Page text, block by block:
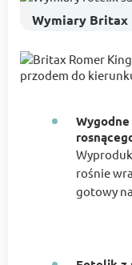
Wymiary Britax
rośnie
gotowy